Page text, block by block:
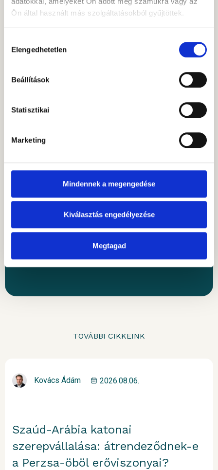
Ön által használt más szolgáltatásokból gyűjtöttek.
kiválasztása
Elengedhetetlen
Beállítások
Statisztikai
Marketing
Mindennek a megengedése
Kiválasztás engedélyezése
Megtagad
Gránit
Alapkezelő
Segítünk!
Forduljon hozzánk bizalommal! Iparági
kötöttségek nélkül, befektetőink elvárásait és
lehetőségeit szem előtt tartva nyújtunk
személyre szabott megoldásokat.
TOVÁBBI CIKKEINK
Kovács Ádám 2026.08.06.
Szaúd-Arábia katonai
szerepvállalása: átrendeződnek-e
a Perzsa-öböl erőviszonyai?